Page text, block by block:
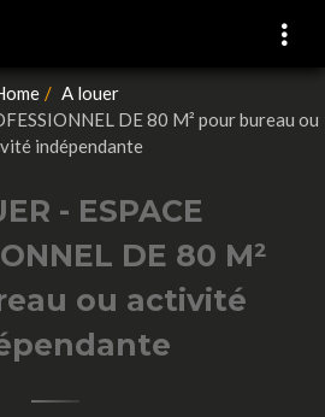
A louer
DE 80 M² pour bureau ou
indépendante
- ESPACE
DE 80 M²
ou activité